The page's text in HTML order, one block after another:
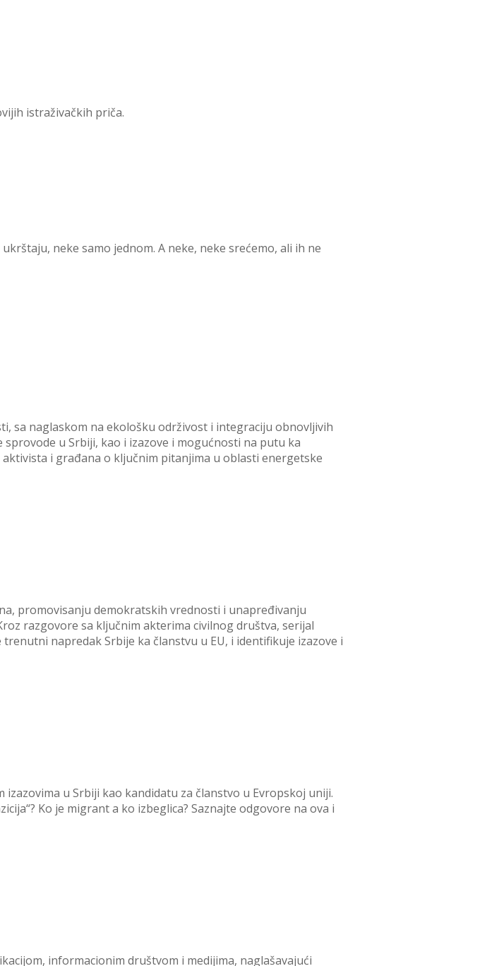
istraživačkih priča.
neke samo jednom. A neke, neke srećemo, ali ih ne
sa naglaskom na ekološku održivost i integraciju obnovljivih
u Srbiji, kao i izazove i mogućnosti na putu ka
i građana o ključnim pitanjima u oblasti energetske
promovisanju demokratskih vrednosti i unapređivanju
razgovore sa ključnim akterima civilnog društva, serijal
napredak Srbije ka članstvu u EU, i identifikuje izazove i
u Srbiji kao kandidatu za članstvo u Evropskoj uniji.
Ko je migrant a ko izbeglica? Saznajte odgovore na ova i
informacionim društvom i medijima, naglašavajući